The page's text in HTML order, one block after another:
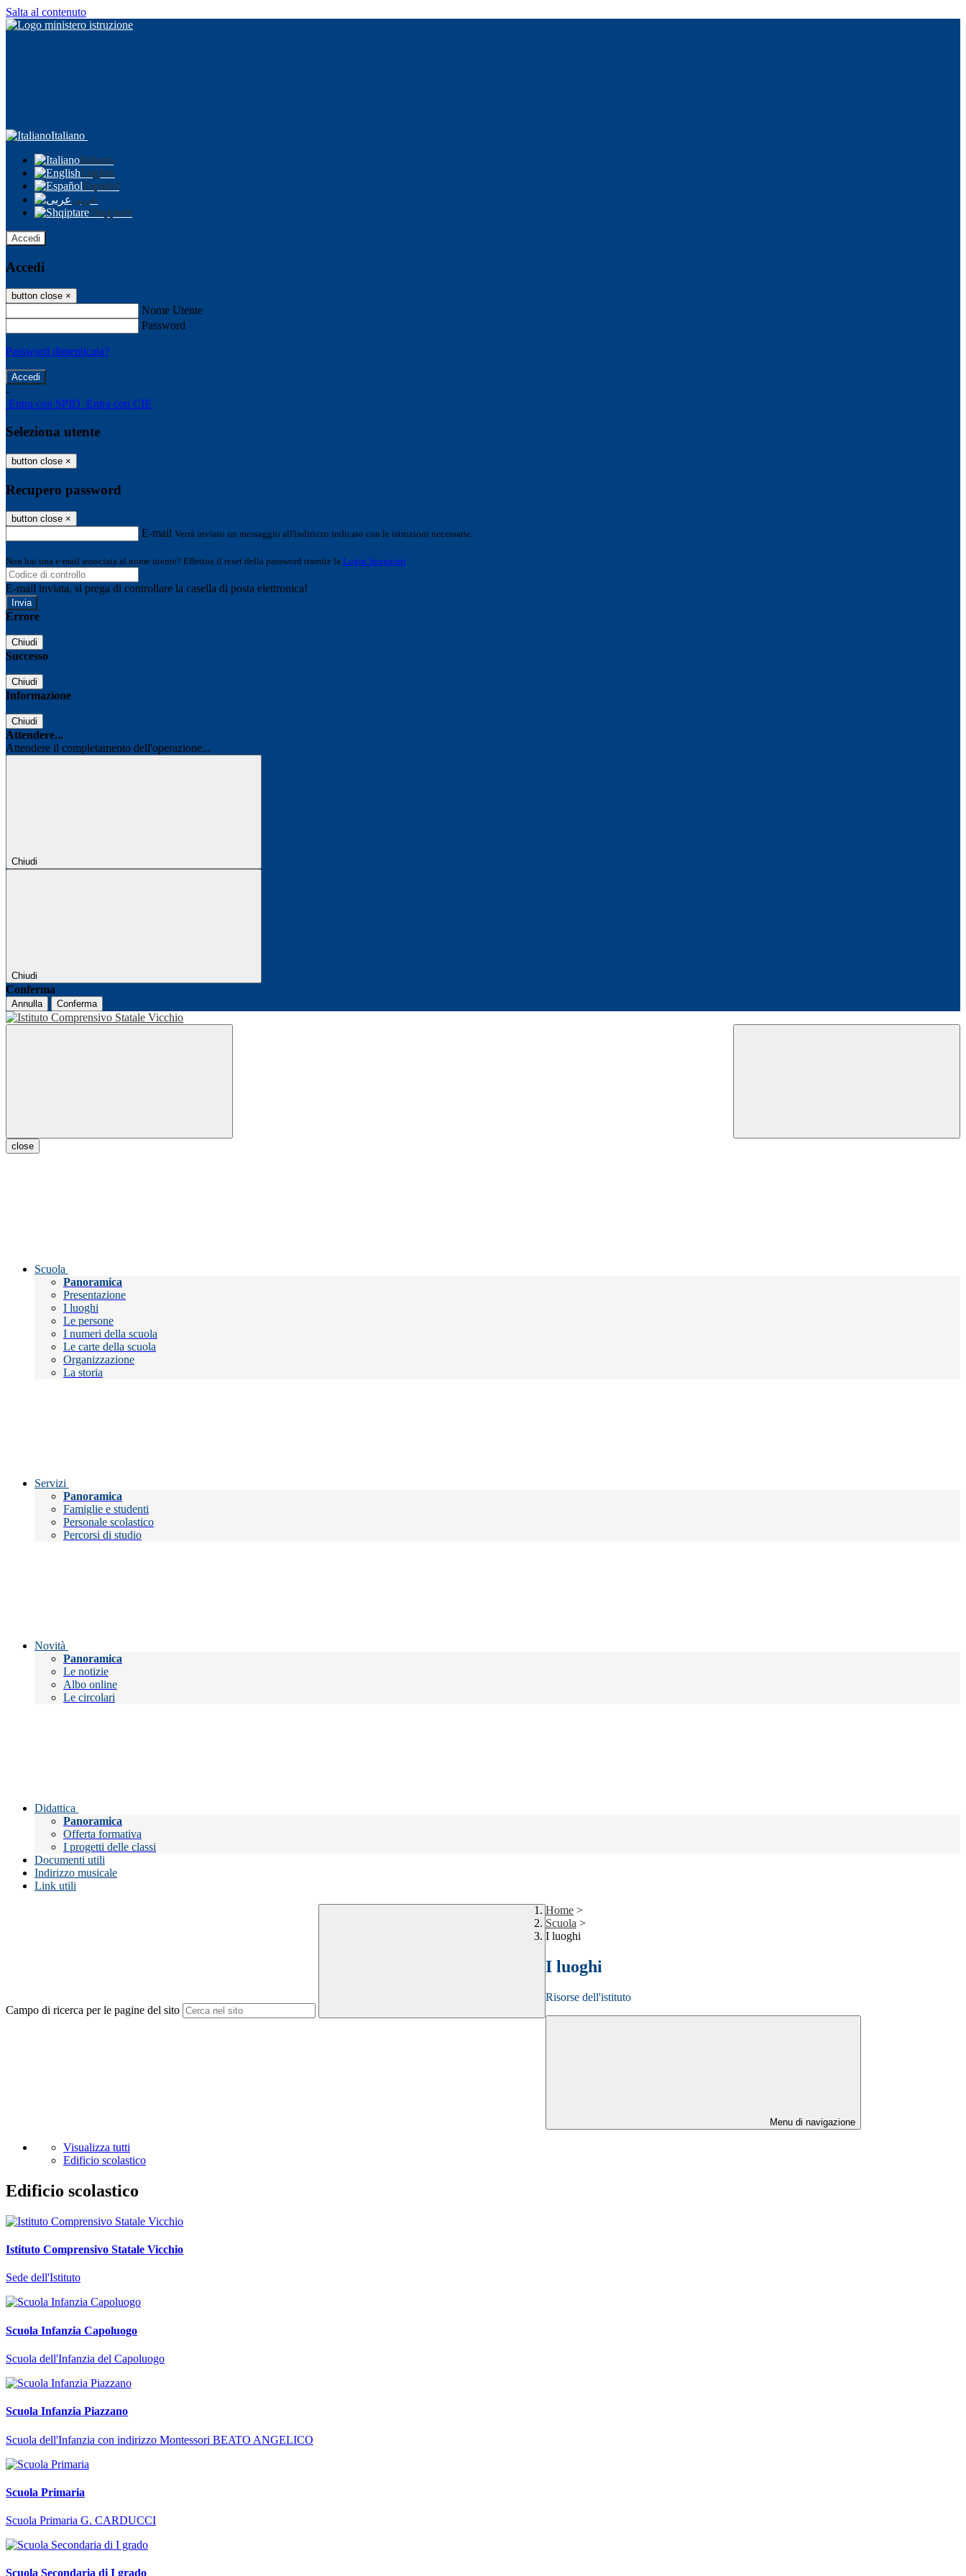
Salta al contenuto
Italiano
Italiano
English
Español
عربى
Shqiptare
Accedi
Accedi
button close ×
Nome Utente
Password
Password dimenticata?
-
Entra con SPID Entra con CIE
Seleziona utente
button close ×
Recupero password
button close ×
E-mail Verrà inviato un messaggio all'indirizzo indicato con le istruzioni necessarie.
Non hai una e-mail associata al nome utente? Effettua il reset della password tramite la Login Spaggiari
E-mail inviata, si prega di controllare la casella di posta elettronica!
Errore
Chiudi
Successo
Chiudi
Informazione
Chiudi
Attendere...
Attendere il completamento dell'operazione...
Chiudi
Chiudi
Conferma
Annulla Conferma
close
Scuola
Panoramica
Presentazione
I luoghi
Le persone
I numeri della scuola
Le carte della scuola
Organizzazione
La storia
Servizi
Panoramica
Famiglie e studenti
Personale scolastico
Percorsi di studio
Novità
Panoramica
Le notizie
Albo online
Le circolari
Didattica
Panoramica
Offerta formativa
I progetti delle classi
Documenti utili
Indirizzo musicale
Link utili
Campo di ricerca per le pagine del sito
Home >
Scuola >
I luoghi
I luoghi
Risorse dell'istituto
Menu di navigazione
Visualizza tutti
Edificio scolastico
Edificio scolastico
Istituto Comprensivo Statale Vicchio
Sede dell'Istituto
Scuola Infanzia Capoluogo
Scuola dell'Infanzia del Capoluogo
Scuola Infanzia Piazzano
Scuola dell'Infanzia con indirizzo Montessori BEATO ANGELICO
Scuola Primaria
Scuola Primaria G. CARDUCCI
Scuola Secondaria di I grado